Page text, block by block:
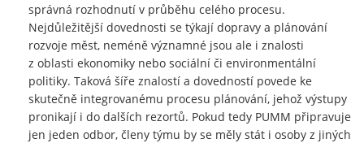
správná rozhodnutí v průběhu celého procesu.
Nejdůležitější dovednosti se týkají dopravy a plánování
rozvoje měst, neméně významné jsou ale i znalosti
z oblasti ekonomiky nebo sociální či environmentální
politiky. Taková šíře znalostí a dovedností povede ke
skutečně integrovanému procesu plánování, jehož výstupy
pronikají i do dalších rezortů. Pokud tedy PUMM připravuje
jen jeden odbor, členy týmu by se měly stát i osoby z jiných